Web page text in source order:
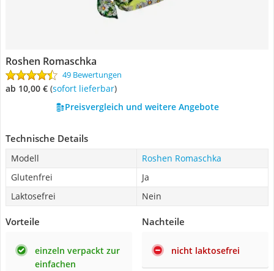
Roshen Romaschka
49 Bewertungen
ab 10,00 € ( Sofort lieferbar)
Preisvergleich und weitere Angebote
Technische Details
Modell
Roshen Romaschka
Glutenfrei
Ja
Laktosefrei
Nein
Vorteile
einzeln verpackt zur
einfachen
Nachteile
nicht laktosefrei